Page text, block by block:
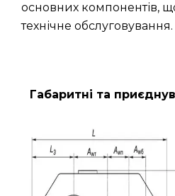
основних компонентів,
технічне обслуговування.
Габаритні та